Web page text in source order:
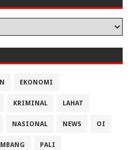
EKONOMI
KRIMINAL LAHAT
NASIONAL NEWS OI
PALI